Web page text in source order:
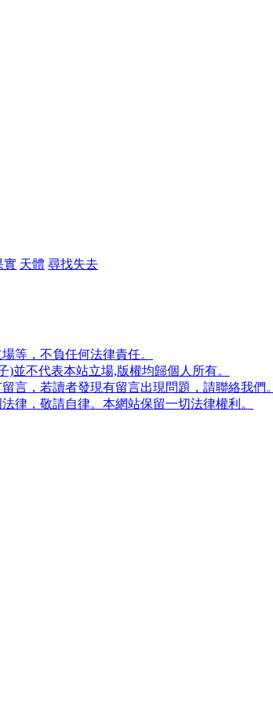
實 天體 尋找失去
等，不負任何法律責任。
並不代表本站立場,版權均歸個人所有。
言，若讀者發現有留言出現問題，請聯絡我們。
律，敬請自律。本網站保留一切法律權利。